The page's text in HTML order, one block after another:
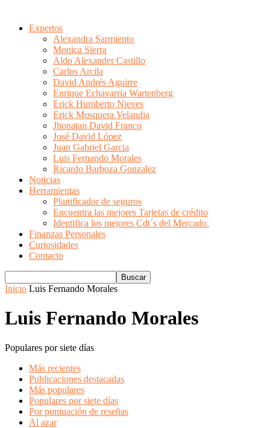
Expertos
Alexandra Sarmiento
Monica Sierra
Aldo Alexander Castillo
Carlos Arcila
David Andrés Aguirre
Enrique Echavarria Wartenberg
Erick Humberto Nieves
Erick Mosquera Velandia
Jhonatan David Franco
José David López
Juan Gabriel Garcia
Luis Fernando Morales
Ricardo Barboza Gonzalez
Noticias
Herramientas
Planificador de seguros
Encuentra las mejores Tarjetas de crédito
Identifica los mejores Cdt´s del Mercado.
Finanzas Personales
Curiosidades
Contacto
Inicio Luis Fernando Morales
Luis Fernando Morales
Populares por siete días
Más recientes
Publicaciones destacadas
Más populares
Populares por siete días
Por puntuación de reseñas
Al azar